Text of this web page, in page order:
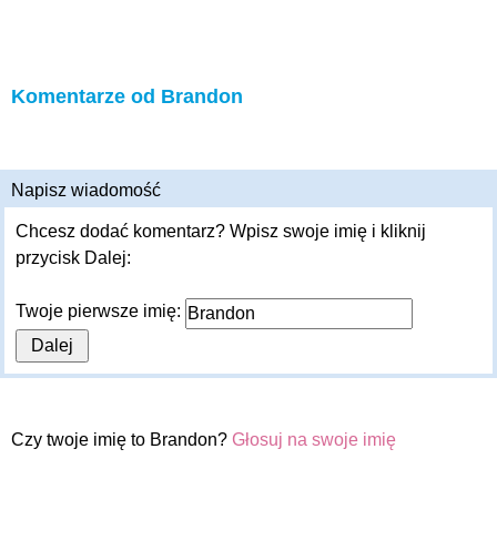
Komentarze od Brandon
Napisz wiadomość
Chcesz dodać komentarz? Wpisz swoje imię i kliknij
przycisk Dalej:
Twoje pierwsze imię:
Czy twoje imię to Brandon? Głosuj na swoje imię